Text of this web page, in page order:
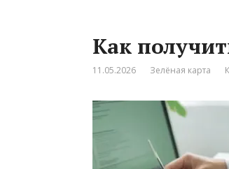
Как
11.05.2026 Зелёная карта